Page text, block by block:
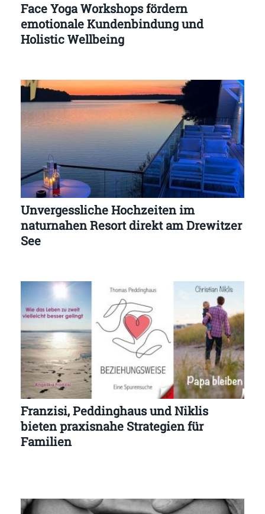
Face Yoga Workshops fördern
emotionale Kundenbindung und
Holistic Wellbeing
Unvergessliche Hochzeiten im
naturnahen Resort direkt am Drewitzer
See
Franzisi, Peddinghaus und Niklis
bieten praxisnahe Strategien für
Familien